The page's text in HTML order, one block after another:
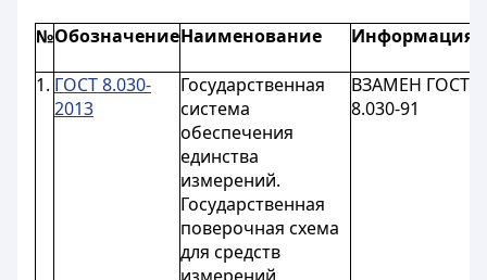
№ОбозначениеНаименование Информация
1. ГОСТ 8.030-
2013
Государственная
система
обеспечения
единства
измерений.
Государственная
поверочная схема
для средств
ВЗАМЕН ГОСТ
8.030-91